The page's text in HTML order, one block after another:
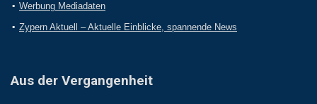
Werbung Mediadaten
Zypern Aktuell – Aktuelle Einblicke, spannende News
Aus der Vergangenheit